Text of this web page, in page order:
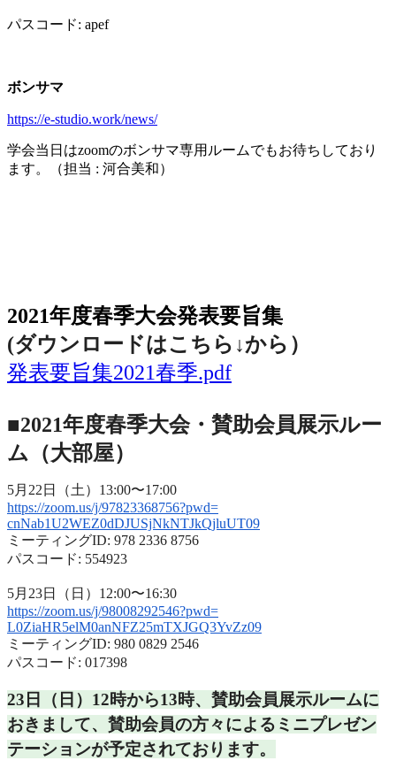
パスコード: apef
ボンサマ
https://e-studio.work/news/
学会当日はzoomのボンサマ専用ルームでもお待ちしており
ます。（担当 : 河合美和）
2021年度春季大会発表要旨集
(ダウンロードはこちら↓から ）
発表要旨集2021春季.pdf
■2021年度春季大会・賛助会員展示ルー
ム（大部屋）
5月22日（土）13:00〜17:00
https://zoom.us/j/97823368756?pwd=
cnNab1U2WEZ0dDJUSjNkNTJkQjluUT09
ミーティングID: 978 2336 8756
パスコード: 554923
5月23日（日）12:00〜16:30
https://zoom.us/j/98008292546?pwd=
L0ZiaHR5elM0anNFZ25mTXJGQ3YvZz09
ミーティングID: 980 0829 2546
パスコード: 017398
23日（日）12時から13時、 賛助会員展示ルームに
おきまして、 賛助会員の方々によるミニプレゼン
テーションが予定されております。